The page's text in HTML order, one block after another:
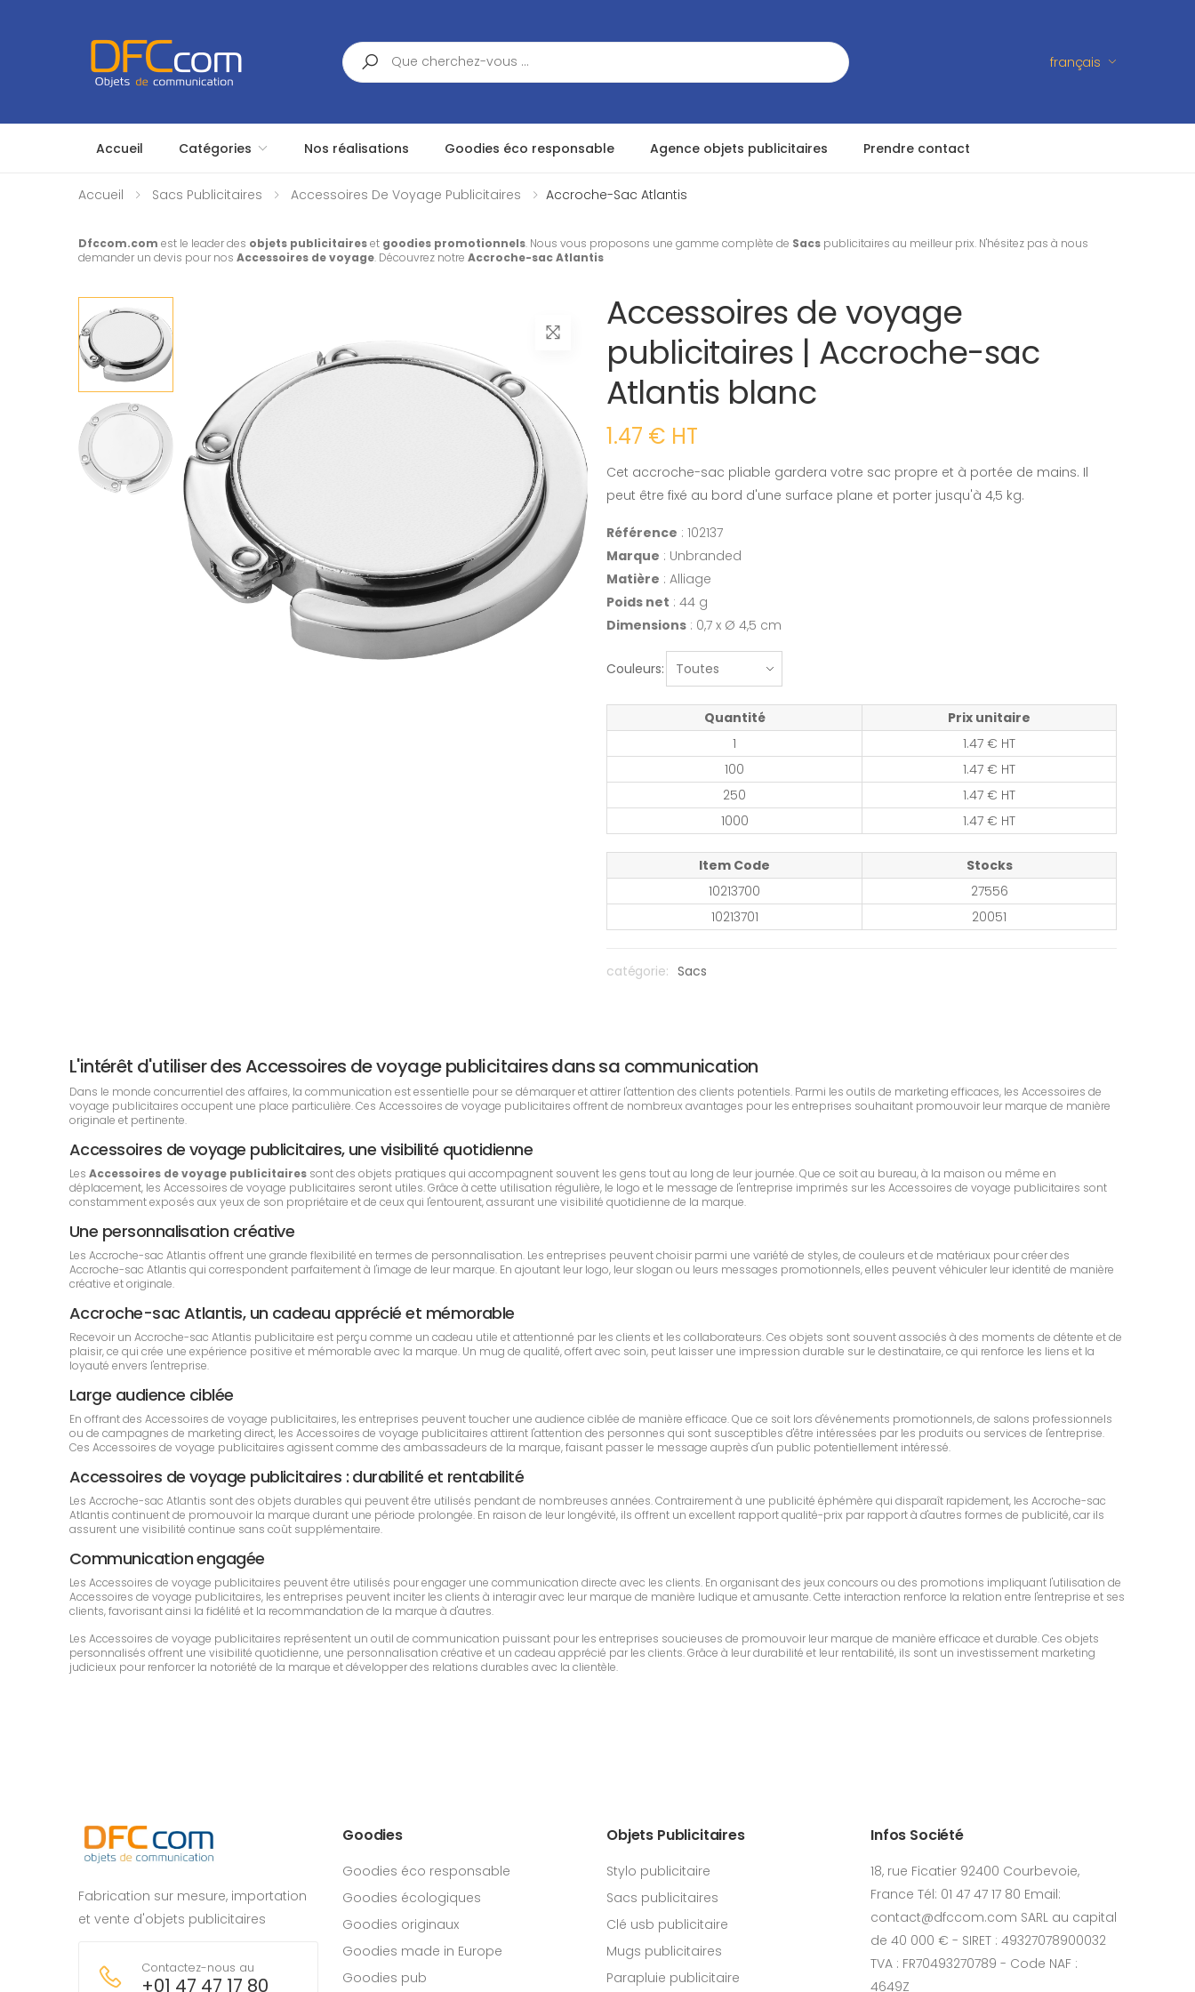
Search
français
Accueil Catégories Nos réalisations Goodies éco responsable Agence objets publicitaires Prendre contact
Accueil Sacs Publicitaires Accessoires De Voyage Publicitaires Accroche-Sac Atlantis
Dfccom.com est le leader des objets publicitaireset goodies promotionnels. Nous vous proposons une gamme complète de Sacs publicitaires au meilleur prix. N'hésitez pas à nous
demander un devis pour nos Accessoires de voyage. Découvrez notre Accroche-sac Atlantis
Accessoires de voyage
publicitaires | Accroche-sac
Atlantis blanc
1.47 € HT
Cet accroche-sac pliable gardera votre sac propre et à portée de mains. Il
peut être fixé au bord d'une surface plane et porter jusqu'à 4,5 kg.
Référence : 102137
Marque : Unbranded
Matière : Alliage
Poids net : 44 g
Dimensions : 0,7 x Ø 4,5 cm
Couleurs:
Quantité
Prix unitaire
1
1.47 € HT
100
1.47 € HT
250
1.47 € HT
1000
1.47 € HT
Item Code
Stocks
10213700
27556
10213701
20051
catégorie: Sacs
L'intérêt d'utiliser des Accessoires de voyage publicitaires dans sa communication
Dans le monde concurrentiel des affaires, la communication est essentielle pour se démarquer et attirer l'attention des clients potentiels. Parmi les outils de marketing efficaces, les Accessoires de
voyage publicitaires occupent une place particulière. Ces Accessoires de voyage publicitaires offrent de nombreux avantages pour les entreprises souhaitant promouvoir leur marque de manière
originale et pertinente.
Accessoires de voyage publicitaires, une visibilité quotidienne
Les Accessoires de voyage publicitaires sont des objets pratiques qui accompagnent souvent les gens tout au long de leur journée. Que ce soit au bureau, à la maison ou même en
déplacement, les Accessoires de voyage publicitaires seront utiles. Grâce à cette utilisation régulière, le logo et le message de l'entreprise imprimés sur les Accessoires de voyage publicitaires sont
constamment exposés aux yeux de son propriétaire et de ceux qui l'entourent, assurant une visibilité quotidienne de la marque.
Une personnalisation créative
Les Accroche-sac Atlantis offrent une grande flexibilité en termes de personnalisation. Les entreprises peuvent choisir parmi une variété de styles, de couleurs et de matériaux pour créer des
Accroche-sac Atlantis qui correspondent parfaitement à l'image de leur marque. En ajoutant leur logo, leur slogan ou leurs messages promotionnels, elles peuvent véhiculer leur identité de manière
créative et originale.
Accroche-sac Atlantis, un cadeau apprécié et mémorable
Recevoir un Accroche-sac Atlantis publicitaire est perçu comme un cadeau utile et attentionné par les clients et les collaborateurs. Ces objets sont souvent associés à des moments de détente et de
plaisir, ce qui crée une expérience positive et mémorable avec la marque. Un mug de qualité, offert avec soin, peut laisser une impression durable sur le destinataire, ce qui renforce les liens et la
loyauté envers l'entreprise.
Large audience ciblée
En offrant des Accessoires de voyage publicitaires, les entreprises peuvent toucher une audience ciblée de manière efficace. Que ce soit lors d'événements promotionnels, de salons professionnels
ou de campagnes de marketing direct, les Accessoires de voyage publicitaires attirent l'attention des personnes qui sont susceptibles d'être intéressées par les produits ou services de l'entreprise.
Ces Accessoires de voyage publicitaires agissent comme des ambassadeurs de la marque, faisant passer le message auprès d'un public potentiellement intéressé.
Accessoires de voyage publicitaires : durabilité et rentabilité
Les Accroche-sac Atlantis sont des objets durables qui peuvent être utilisés pendant de nombreuses années. Contrairement à une publicité éphémère qui disparaît rapidement, les Accroche-sac
Atlantis continuent de promouvoir la marque durant une période prolongée. En raison de leur longévité, ils offrent un excellent rapport qualité-prix par rapport à d'autres formes de publicité, car ils
assurent une visibilité continue sans coût supplémentaire.
Communication engagée
Les Accessoires de voyage publicitaires peuvent être utilisés pour engager une communication directe avec les clients. En organisant des jeux concours ou des promotions impliquant l'utilisation de
Accessoires de voyage publicitaires, les entreprises peuvent inciter les clients à interagir avec leur marque de manière ludique et amusante. Cette interaction renforce la relation entre l'entreprise et ses
clients, favorisant ainsi la fidélité et la recommandation de la marque à d'autres.
Les Accessoires de voyage publicitaires représentent un outil de communication puissant pour les entreprises soucieuses de promouvoir leur marque de manière efficace et durable. Ces objets
personnalisés offrent une visibilité quotidienne, une personnalisation créative et un cadeau apprécié par les clients. Grâce à leur durabilité et leur rentabilité, ils sont un investissement marketing
judicieux pour renforcer la notoriété de la marque et développer des relations durables avec la clientèle.
Fabrication sur mesure, importation
et vente d'objets publicitaires
Contactez-nous au
+01 47 47 17 80
Goodies
Goodies éco responsable
Goodies écologiques
Goodies originaux
Goodies made in Europe
Goodies pub
Objets Publicitaires
Stylo publicitaire
Sacs publicitaires
Clé usb publicitaire
Mugs publicitaires
Parapluie publicitaire
Infos Société
18, rue Ficatier 92400 Courbevoie,
France Tél: 01 47 47 17 80 Email:
contact@dfccom.com SARL au capital
de 40 000 € - SIRET : 49327078900032
TVA : FR70493270789 - Code NAF :
4649Z